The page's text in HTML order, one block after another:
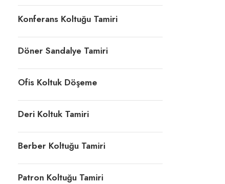
Konferans Koltuğu Tamiri
Döner Sandalye Tamiri
Ofis Koltuk Döşeme
Deri Koltuk Tamiri
Berber Koltuğu Tamiri
Patron Koltuğu Tamiri